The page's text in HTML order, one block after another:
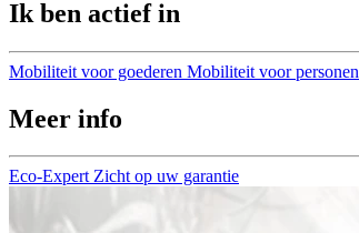
Ik ben actief in
Mobiliteit voor goederen Mobiliteit voor personen
Meer info
Eco-Expert Zicht op uw garantie